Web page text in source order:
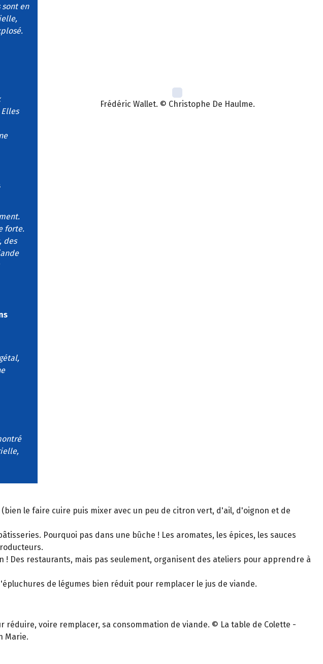
sont en
forte.
des
Frédéric Wallet. © Christophe De Haulme.
le faire cuire puis mixer avec un peu de citron vert, d'ail, d'oignon et de
Pourquoi pas dans une bûche ! Les aromates, les épices, les sauces
Des restaurants, mais pas seulement, organisent des ateliers pour apprendre à
de légumes bien réduit pour remplacer le jus de viande.
voire remplacer, sa consommation de viande. © La table de Colette -
Marie.